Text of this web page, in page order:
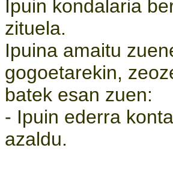
Ipuin kondalaria
zituela.
Ipuina amaitu
gogoetarekin,
batek esan zuen:
- Ipuin ederra
azaldu.